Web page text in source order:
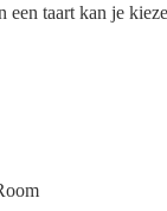
een taart kan je